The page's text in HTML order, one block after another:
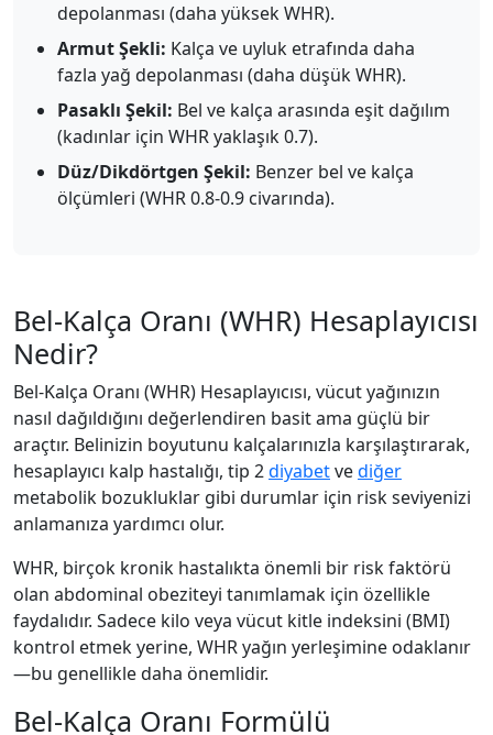
depolanması (daha yüksek WHR).
Armut Şekli: Kalça ve uyluk etrafında daha
fazla yağ depolanması (daha düşük WHR).
Pasaklı Şekil: Bel ve kalça arasında eşit dağılım
(kadınlar için WHR yaklaşık 0.7).
Düz/Dikdörtgen Şekil: Benzer bel ve kalça
ölçümleri (WHR 0.8-0.9 civarında).
Bel-Kalça Oranı (WHR) Hesaplayıcısı
Nedir?
Bel-Kalça Oranı (WHR) Hesaplayıcısı, vücut yağınızın
nasıl dağıldığını değerlendiren basit ama güçlü bir
araçtır. Belinizin boyutunu kalçalarınızla karşılaştırarak,
hesaplayıcı kalp hastalığı, tip 2diyabetvediğer
metabolik bozukluklar gibi durumlar için risk seviyenizi
anlamanıza yardımcı olur.
WHR, birçok kronik hastalıkta önemli bir risk faktörü
olan abdominal obeziteyi tanımlamak için özellikle
faydalıdır. Sadece kilo veya vücut kitle indeksini (BMI)
kontrol etmek yerine, WHR yağın yerleşimine odaklanır
—bu genellikle daha önemlidir.
Bel-Kalça Oranı Formülü